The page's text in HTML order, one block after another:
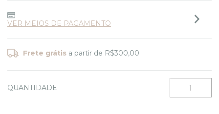
VER MEIOS DE PAGAMENTO
Frete grátis a partir de R$300,00
QUANTIDADE